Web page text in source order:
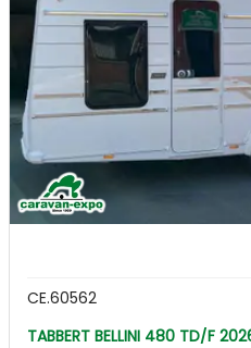
CE.60562
TABBERT BELLINI 480 TD/F